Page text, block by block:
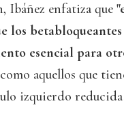
Ibáñez enfatiza que
los
esencial para
aquellos que
izquierdo